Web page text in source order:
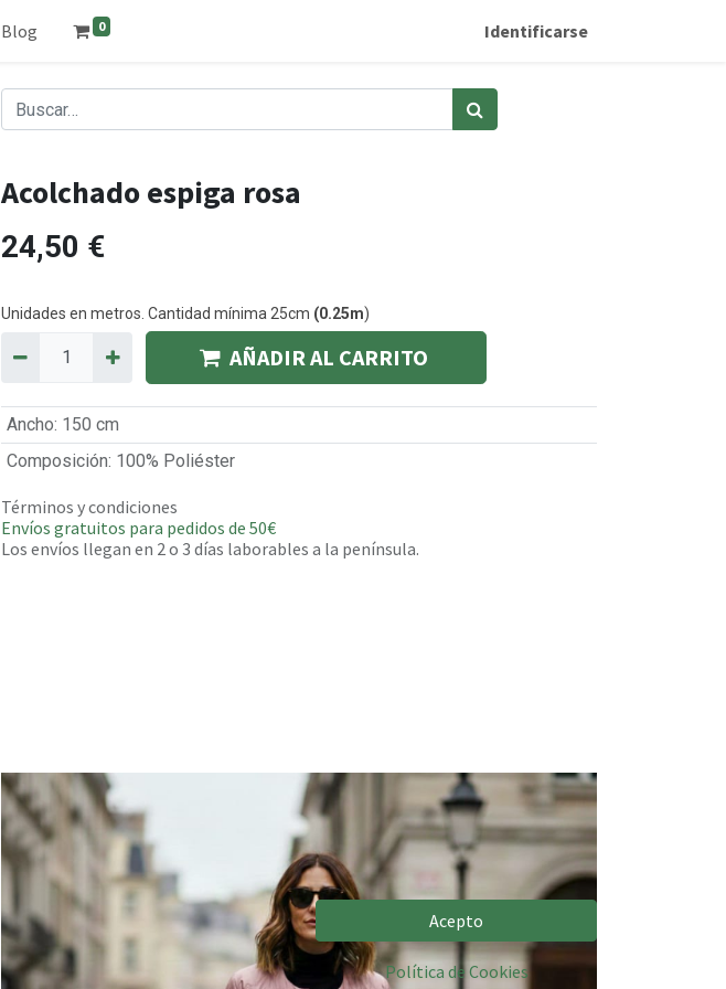
Blog 0 Identificarse
Acolchado espiga rosa
24,50 €
Unidades en metros. Cantidad mínima 25cm (0.25m)
AÑADIR AL CARRITO
Ancho: 150 cm
Composición: 100% Poliéster
Términos y condiciones
Envíos gratuitos para pedidos de 50€
Los envíos llegan en 2 o 3 días laborables a la península.
Acepto
Política de Cookies